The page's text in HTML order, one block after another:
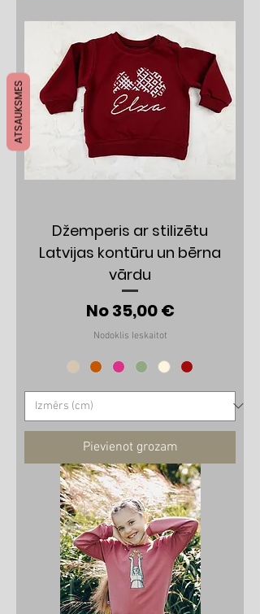
Džemperis ar stilizētu
Latvijas kontūru un bērna
vārdu
No35,00 €
Izpārdošanas cena
Nodoklis Ieskaitot
Pievienot grozam
ATSAUKSMES